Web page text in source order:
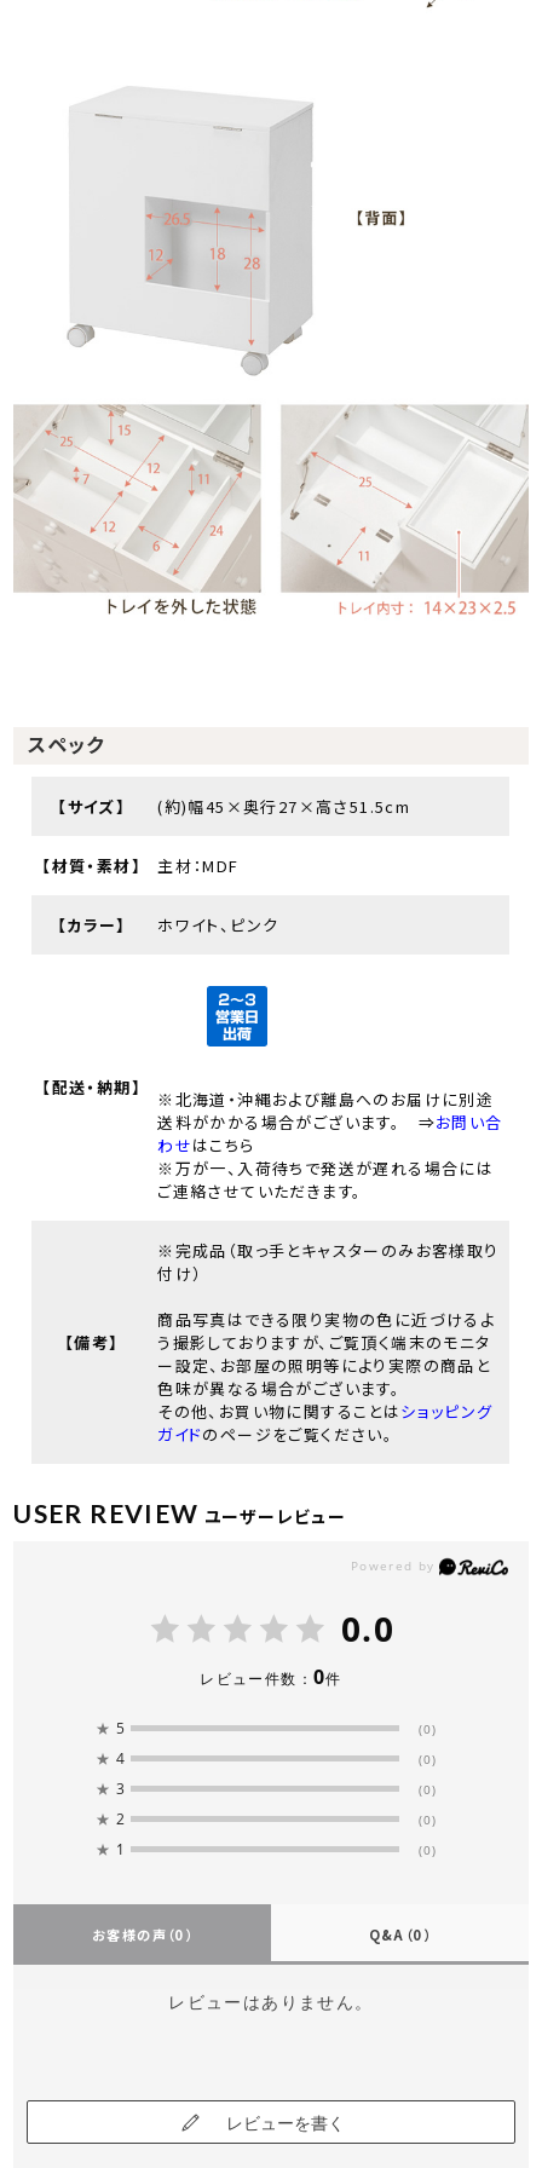
スペック
【サイズ】 (約)幅45×奥行27×高さ51.5cm
【材質・素材】 主材：MDF
【カラー】 ホワイト、ピンク
【配送・納期】
※北海道・沖縄および離島へのお届けに別途
送料がかかる場合がございます。 ⇒お問い合
わせはこちら
※万が一、入荷待ちで発送が遅れる場合には
ご連絡させていただきます。
【備考】
※完成品（取っ手とキャスターのみお客様取り
付け）
商品写真はできる限り実物の色に近づけるよ
う撮影しておりますが、ご覧頂く端末のモニタ
ー設定、お部屋の照明等により実際の商品と
色味が異なる場合がございます。
その他、お買い物に関することはショッピング
ガイドのページをご覧ください。
USER REVIEW ユーザーレビュー
0.0
レビュー件数： 0件
★ 5 (0)
★ 4 (0)
★ 3 (0)
★ 2 (0)
★ 1 (0)
お客様の声 （0） Q&A （0）
レビューはありません。
レビューを書く